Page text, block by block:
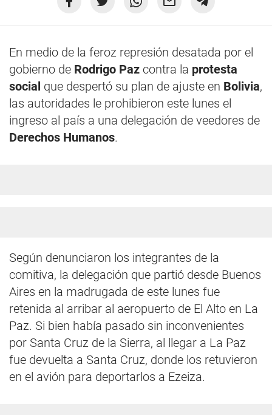
En medio de la feroz represión desatada por el
gobierno de Rodrigo Paz contra la protesta
social que despertó su plan de ajuste en Bolivia,
las autoridades le prohibieron este lunes el
ingreso al país a una delegación de veedores de
Derechos Humanos.
Según denunciaron los integrantes de la
comitiva, la delegación que partió desde Buenos
Aires en la madrugada de este lunes fue
retenida al arribar al aeropuerto de El Alto en La
Paz. Si bien había pasado sin inconvenientes
por Santa Cruz de la Sierra, al llegar a La Paz
fue devuelta a Santa Cruz, donde los retuvieron
en el avión para deportarlos a Ezeiza.